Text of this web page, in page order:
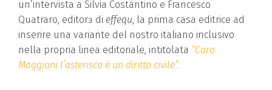
un’intervista a Silvia Costantino e Francesco
Quatraro, editorɜ di effequ , la prima casa editrice ad
inserire una variante del nostro italiano inclusivo
nella propria linea editoriale, intitolata “Caro
Maggiani l’asterisco è un diritto civile”.